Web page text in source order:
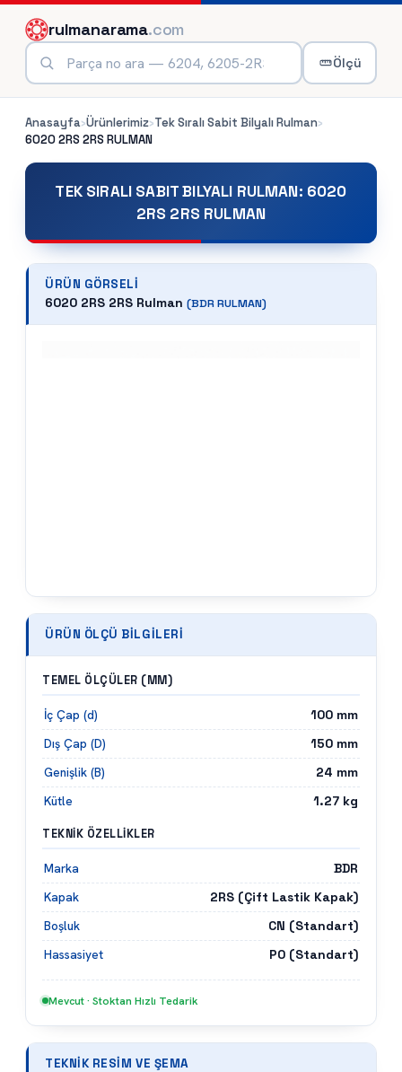
rulmanarama.com
Ölçü
Anasayfa›Ürünlerimiz›Tek Sıralı Sabit Bilyalı Rulman›
6020 2RS 2RS RULMAN
TEK SIRALI SABIT BILYALI RULMAN: 6020
2RS 2RS RULMAN
ÜRÜN GÖRSELI
6020 2RS 2RS Rulman (BDRRULMAN)
ÜRÜN ÖLÇÜ BILGILERI
TEMEL ÖLÇÜLER (MM)
İç Çap (d) 100 mm
Dış Çap (D)
150 mm
Genişlik (B)
24 mm
Kütle
1.27 kg
TEKNIK ÖZELLIKLER
Marka
BDR
Kapak
2RS (Çift Lastik Kapak)
Boşluk
CN (Standart)
Hassasiyet
P0 (Standart)
Mevcut · Stoktan Hızlı Tedarik
TEKNIK RESIM VE ŞEMA